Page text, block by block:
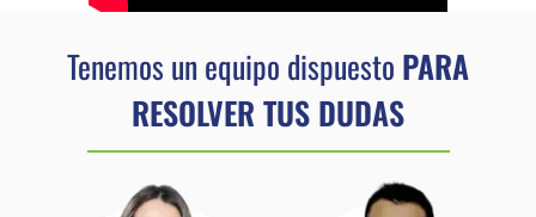
Tenemos un equipo dispuesto PARA
RESOLVER TUS DUDAS